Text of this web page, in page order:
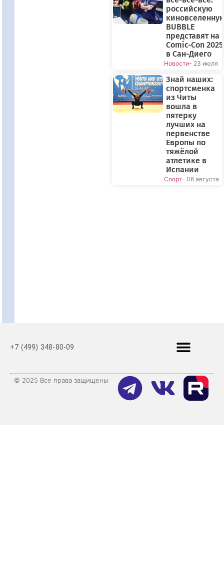
российскую
BUBBLE
представят на
Comic-Con 2025
в Сан-Диего
Новости- 23 июля
Знай наших:
спортсменка
из Читы
вошла в
пятерку
лучших на
первенстве
Европы по
тяжёлой
атлетике в
Испании
Спорт- 06 августа
+7 (499) 348-80-09
© 2025 Все права защищены